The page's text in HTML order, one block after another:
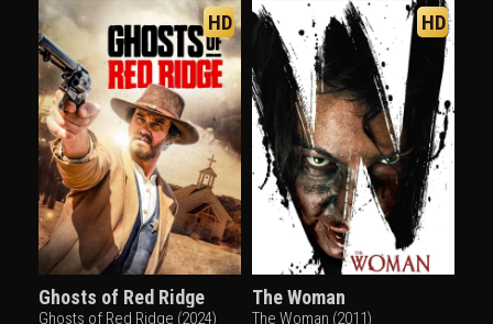
HD
Ghosts of Red Ridge
Ghosts of Red Ridge (2024)
HD
The Woman
The Woman (2011)